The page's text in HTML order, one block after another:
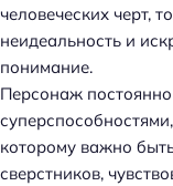
человеческих черт,
неидеальность и
понимание.
Персонаж
которому важно
сверстников,